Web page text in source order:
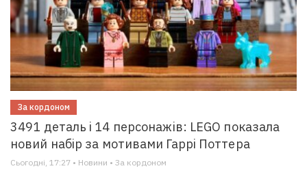
За кордоном
3491 деталь і 14 персонажів: LEGO показала
новий набір за мотивами Гаррі Поттера
Сьогодні, 17:27 • Новини • За кордоном